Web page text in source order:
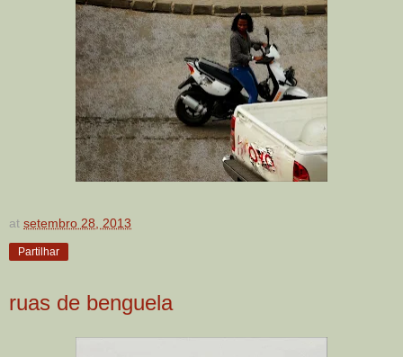
at setembro 28, 2013
Partilhar
ruas de benguela